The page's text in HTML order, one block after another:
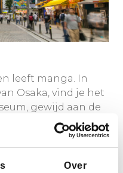
Over
leeft manga. In
Osaka, vind je het
gewijd aan de
van Astro Boy
leer je hoe hij de
en kun je zelf